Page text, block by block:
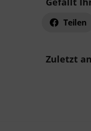
Teilen
Zuletzt